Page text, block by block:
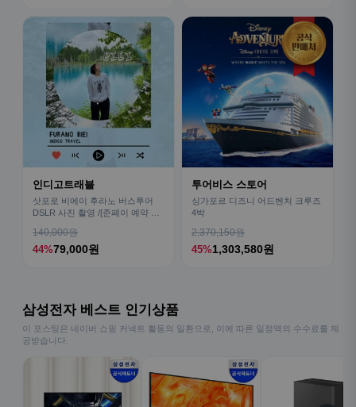
인디고트래블
삿포로 비에이 후라노 버스투어
DSLR 사진 촬영 /[준페이 예약 식
140,000원
44%79,000원
투어비스 스토어
싱가포르 디즈니 어드벤처 크루즈
4박
2,370,150원
45%1,303,580원
삼성전자 베스트 인기상품
이 포스팅은 네이버 쇼핑 커넥트 활동의 일환으로, 이에 따른 일정액의 수수료를 제
공받습니다.